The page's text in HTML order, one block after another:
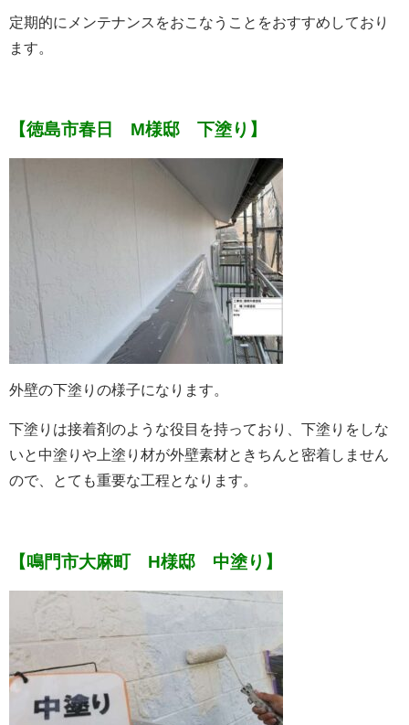
定期的にメンテナンスをおこなうことをおすすめしており
ます。
【徳島市春日 M様邸 下塗り】
外壁の下塗りの様子になります。
下塗りは接着剤のような役目を持っており、下塗りをしな
いと中塗りや上塗り材が外壁素材ときちんと密着しません
ので、とても重要な工程となります。
【鳴門市大麻町 H様邸 中塗り】